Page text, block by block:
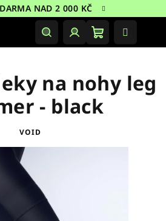
NAD 2 000 KČ
HledatPřihlášeníNákupní
na nohy leg
- black
VOID